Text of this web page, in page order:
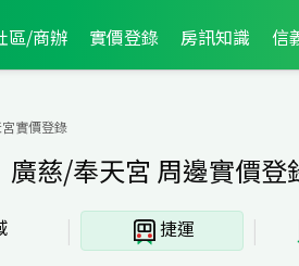
區/商辦 實價登錄 房訊知識 信
實價登錄
廣慈/奉天宮 周邊實價登
| 捷運 |